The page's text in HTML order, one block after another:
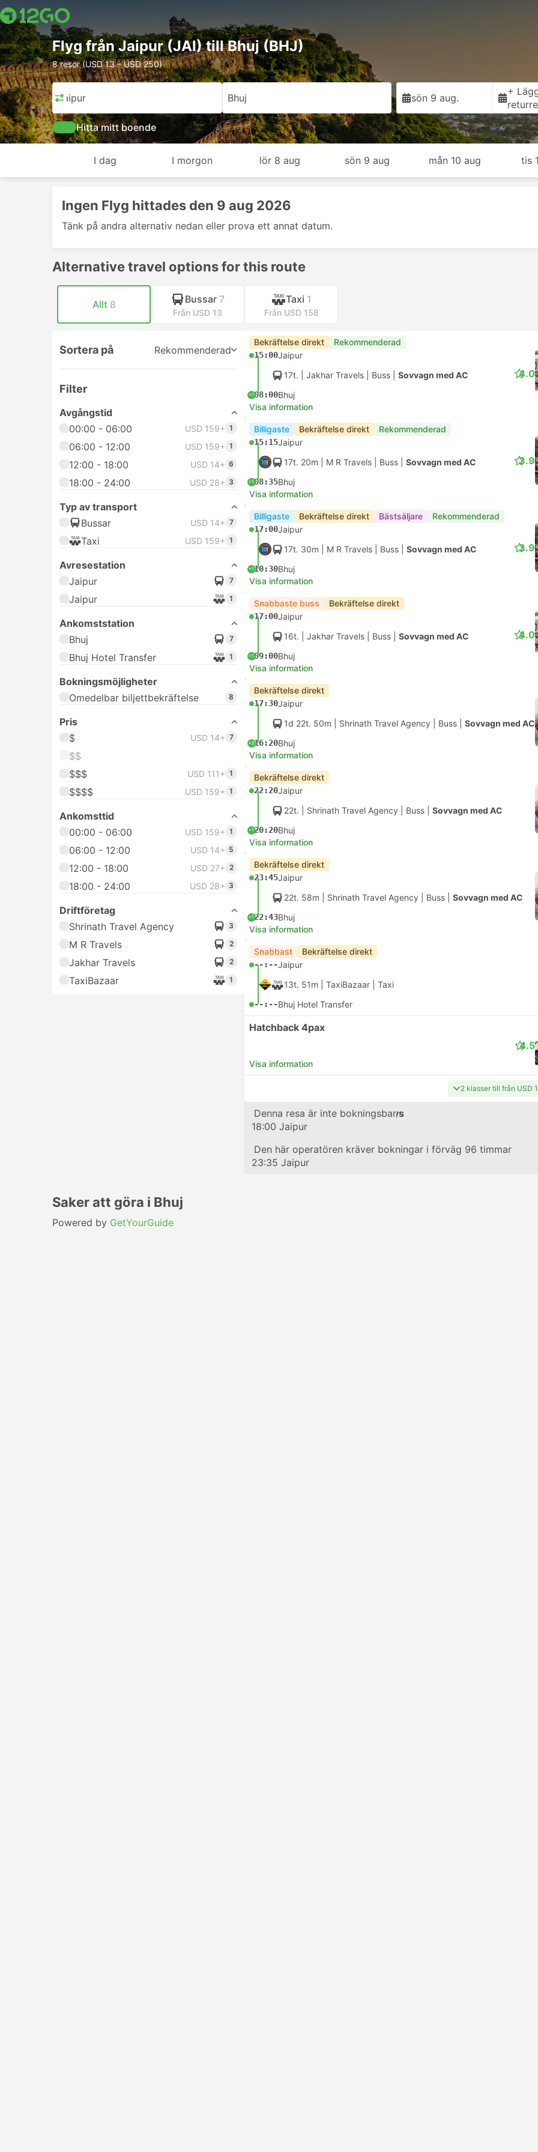
Flyg från Jaipur (JAI) till Bhuj (BHJ)
8 resor (USD 13 – USD 250)
Jaipur Bhuj sön 9 aug.
+
Hitta mitt boende
I dag I morgon lör 8 aug sön 9 aug mån 10 aug tis
Ingen Flyg hittades den 9 aug 2026
Tänk på andra alternativ nedan eller prova ett annat datum.
Alternative travel options for this route
Allt 8 Bussar 7
Från USD 13
Taxi 1
Från USD 158
Sortera på Rekommenderad
Filter
Avgångstid
00:00 - 06:00
USD 159+ 1
06:00 - 12:00 USD 159+ 1
12:00 - 18:00 USD 14+ 6
18:00 - 24:00 USD 28+ 3
Typ av transport
Bussar
USD 14+ 7
Taxi USD 159+ 1
Avresestation
Jaipur
7
Jaipur 1
Ankomststation
Bhuj
7
Bhuj Hotel Transfer 1
Bokningsmöjligheter
Omedelbar biljettbekräftelse
8
Pris
$
USD 14+ 7
$$
$$$
USD 111+ 1
$$$$ USD 159+ 1
Ankomsttid
00:00 - 06:00
USD 159+ 1
06:00 - 12:00 USD 14+ 5
12:00 - 18:00 USD 27+ 2
18:00 - 24:00 USD 28+ 3
Driftföretag
Shrinath Travel Agency
3
M R Travels 2
Jakhar Travels 2
TaxiBazaar 1
Bekräftelse direkt Rekommenderad
15:00Jaipur
17t. | Jakhar Travels Buss Sovvagn med AC
+108:00Bhuj
4.0
Visa information
Billigaste Bekräftelse direkt Rekommenderad
15:15Jaipur
17t. 20m | M R Travels Buss Sovvagn med AC
+108:35Bhuj
3.9
Visa information
Billigaste Bekräftelse direkt Bästsäljare Rekommenderad
17:00Jaipur
17t. 30m | M R Travels Buss Sovvagn med AC
+110:30Bhuj
3.9
Visa information
Snabbaste buss Bekräftelse direkt
17:00Jaipur
16t. | Jakhar Travels Buss Sovvagn med AC
+109:00Bhuj
4.0
Visa information
Bekräftelse direkt
17:30Jaipur
1d 22t. 50m | Shrinath Travel Agency Buss Sovvagn med AC
+216:20Bhuj
Visa information
Bekräftelse direkt
22:20Jaipur
22t. | Shrinath Travel Agency Buss Sovvagn med AC
+120:20Bhuj
Visa information
Bekräftelse direkt
23:45Jaipur
22t. 58m | Shrinath Travel Agency Buss Sovvagn med AC
+122:43Bhuj
Visa information
Snabbast Bekräftelse direkt
--:--Jaipur
13t. 51m | TaxiBazaar Taxi
--:--Bhuj Hotel Transfer
Hatchback 4pax
Visa information
4.5
2 klasser till från USD
Tåg#14321 med Indian Railways
18:00 Jaipur
Denna resa är inte bokningsbar
Tåg #19404med Indian Railways
23:35 Jaipur
Den här operatören kräver bokningar i förväg 96 timmar
Saker att göra i Bhuj
Powered by GetYourGuide